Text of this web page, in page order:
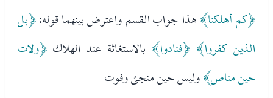
﴿كم أهلكنا﴾هذا جواب القسم واعترض بينهما قوله:﴿بل
الذين كفروا﴾ ﴿فنادوا﴾ بالاستغاثة عند الهلاك ﴿ولات
حين مناص﴾وليس حين منجىً وفوت